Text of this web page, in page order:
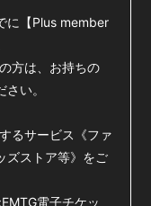
に【Plus member
方は、お持ちの
い。
るサービス《ファ
ズストア等》をご
電子チケッ